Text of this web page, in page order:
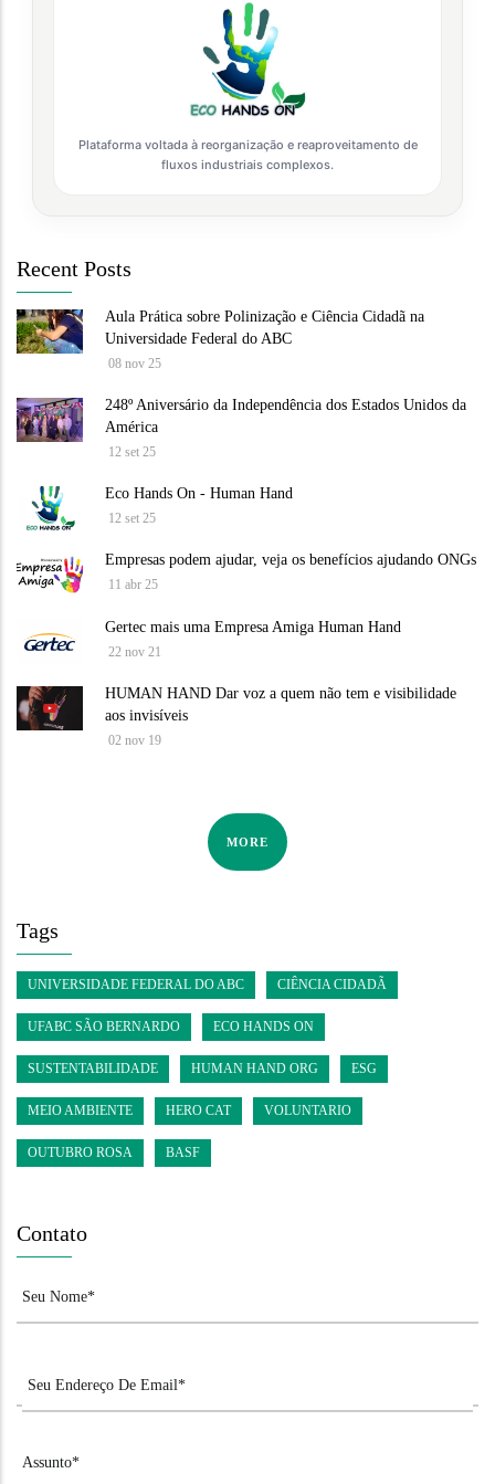
Plataforma voltada à reorganização e reaproveitamento de
fluxos industriais complexos.
Recent Posts
Aula Prática sobre Polinização e Ciência Cidadã na
Universidade Federal do ABC
08 nov 25
248º Aniversário da Independência dos Estados Unidos da
América
12 set 25
Eco Hands On - Human Hand
12 set 25
Empresas podem ajudar, veja os benefícios ajudando ONGs
11 abr 25
Gertec mais uma Empresa Amiga Human Hand
22 nov 21
HUMAN HAND Dar voz a quem não tem e visibilidade
aos invisíveis
02 nov 19
MORE
Tags
UNIVERSIDADE FEDERAL DO ABC CIÊNCIA CIDADÃ
UFABC SÃO BERNARDO ECO HANDS ON
SUSTENTABILIDADE HUMAN HAND ORG ESG
MEIO AMBIENTE HERO CAT VOLUNTARIO
OUTUBRO ROSA BASF
Contato